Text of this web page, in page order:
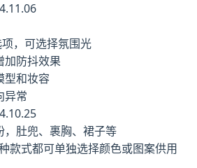
，可选择氛围光
加防抖效果
型和妆容
异常
，肚兜、裹胸、裙子等
款式都可单独选择颜色或图案供用